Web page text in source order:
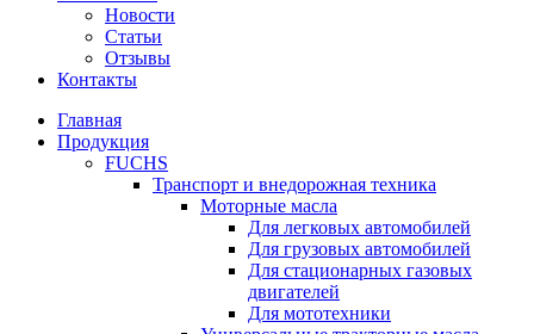
Новости
Статьи
Отзывы
Контакты
Главная
Продукция
FUCHS
Транспорт и внедорожная техника
Моторные масла
Для легковых автомобилей
Для грузовых автомобилей
Для стационарных газовых
двигателей
Для мототехники